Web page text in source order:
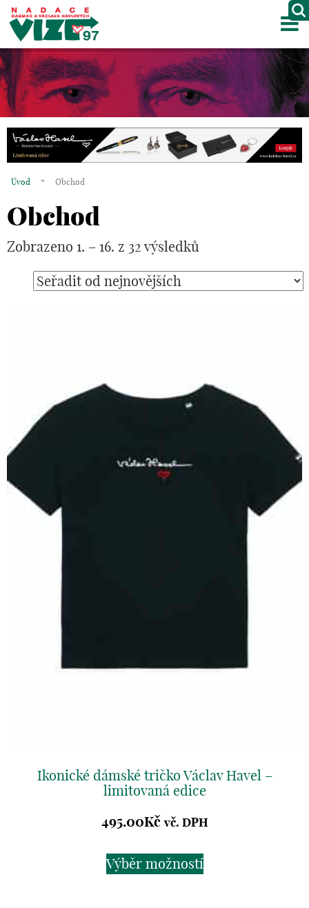
O NÁS
PROJEKTY
PARTNEŘI
GALERIE
KONTAKTY
OBCHOD
KOŠÍK
Úvod * Obchod
Obchod
Zobrazeno 1. – 16. z 32 výsledků
Ikonické dámské tričko Václav Havel –
limitovaná edice
495.00Kč vč. DPH
Výběr možností